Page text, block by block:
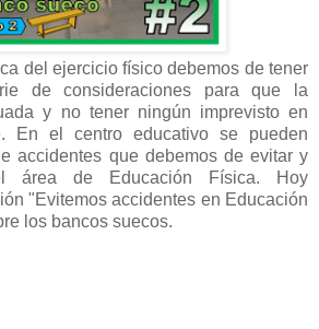
del ejercicio físico debemos de tener
de consideraciones para que la
y no tener ningún imprevisto en
En el centro educativo se pueden
accidentes que debemos de evitar y
área de Educación Física. Hoy
"Evitemos accidentes en Educación
los bancos suecos.